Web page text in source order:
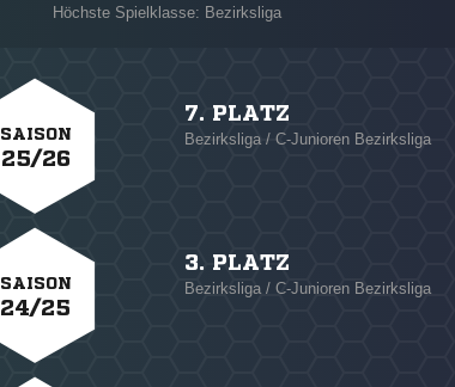
Höchste Spielklasse: Bezirksliga
SAISON
25/26
7. PLATZ
Bezirksliga / C-Junioren Bezirksliga
SAISON
24/25
3. PLATZ
Bezirksliga / C-Junioren Bezirksliga